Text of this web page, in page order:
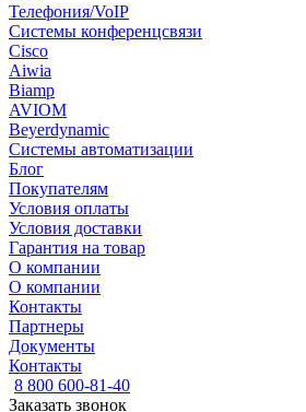
Телефония/VoIP
Системы конференцсвязи
Cisco
Aiwia
Biamp
AVIOM
Beyerdynamic
Системы автоматизации
Блог
Покупателям
Условия оплаты
Условия доставки
Гарантия на товар
О компании
О компании
Контакты
Партнеры
Документы
Контакты
8 800 600-81-40
Заказать звонок